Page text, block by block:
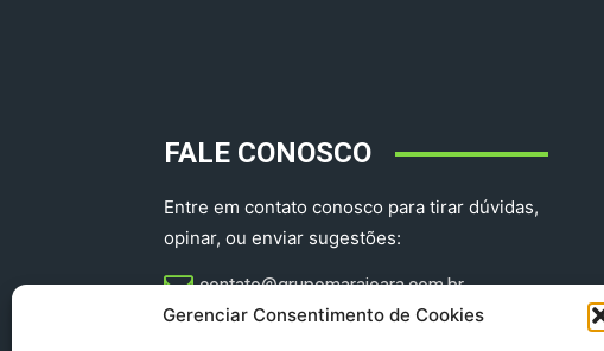
Gerenciar Consentimento de Cookies
FALE CONOSCO
Entre em contato conosco para tirar dúvidas,
opinar, ou enviar sugestões:
contato@grupomarajoara.com.br